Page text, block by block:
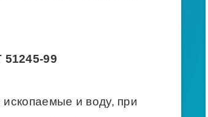
99
и воду, при